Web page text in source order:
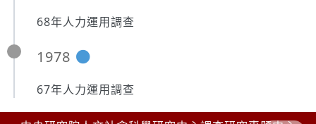
68年人力運用調查
1978
67年人力運用調查